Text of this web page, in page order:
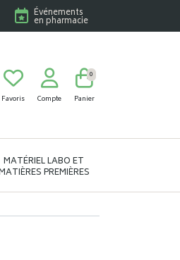
Événements
en pharmacie
Favoris Compte Panier
0
MATÉRIEL LABO ET
PREMIÈRES